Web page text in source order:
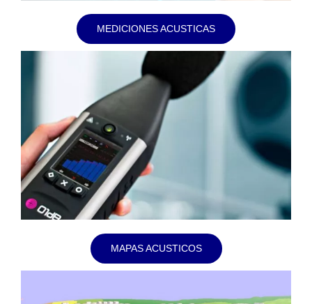
MEDICIONES ACUSTICAS
MAPAS ACUSTICOS